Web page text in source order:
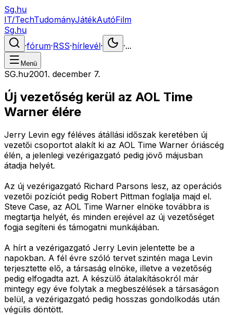
Sg.hu
IT/TechTudományJátékAutóFilm
Sg.hu
·fórum·RSS·hírlevél· ·...
Menü
SG.hu·2001. december 7.
Új vezetőség kerül az AOL Time
Warner élére
Jerry Levin egy féléves átállási időszak keretében új
vezetői csoportot alakít ki az AOL Time Warner óriáscég
élén, a jelenlegi vezérigazgató pedig jövő májusban
átadja helyét.
Az új vezérigazgató Richard Parsons lesz, az operációs
vezetői pozíciót pedig Robert Pittman foglalja majd el.
Steve Case, az AOL Time Warner elnöke továbbra is
megtartja helyét, és minden erejével az új vezetőséget
fogja segíteni és támogatni munkájában.
A hírt a vezérigazgató Jerry Levin jelentette be a
napokban. A fél évre szóló tervet szintén maga Levin
terjesztette elő, a társaság elnöke, illetve a vezetőség
pedig elfogadta azt. A készülő átalakításokról már
mintegy egy éve folytak a megbeszélések a társaságon
belül, a vezérigazgató pedig hosszas gondolkodás után
végülis döntött.